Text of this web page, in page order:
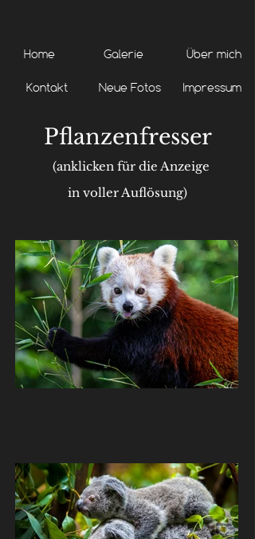
Home
Kontakt
Galerie
Neue Fotos
Über mich
Impressum
Pflanzenfresser
(anklicken für die Anzeige
in voller Auflösung)